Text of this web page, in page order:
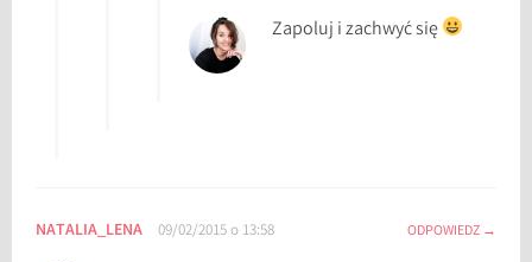
Zapoluj i zachwyć się
NATALIA_LENA 09/02/2015 o 13:58 ODPOWIEDZ